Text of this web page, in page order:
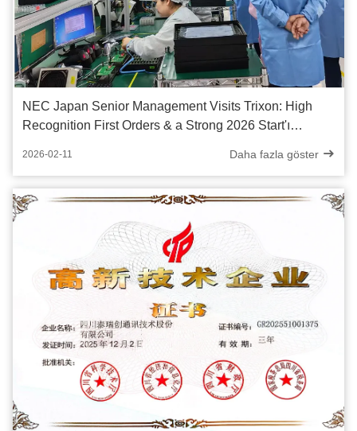
NEC Japan Senior Management Visits Trixon: High
Recognition First Orders & a Strong 2026 Start'ı
2026-02-11 Daha fazla göster